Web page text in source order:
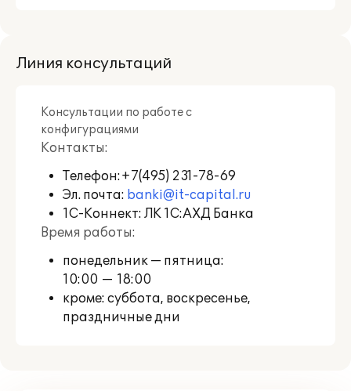
Линия консультаций
Консультации по работе с
конфигурациями
Контакты:
Телефон:+7(495) 231-78-69
Эл. почта: banki@it-capital.ru
1С-Коннект: ЛК 1С:АХД Банка
Время работы:
понедельник — пятница:
10:00 — 18:00
кроме: суббота, воскресенье,
праздничные дни
автоматическую сверку счетов-
непосредственно из программ "1С".
осуществлять быструю проверку
информации о контрагентах,
автоматически заполнять реквизиты
контрагентов в различных
документах.
получить квалифицированный
сертификат электронной подписи для
обмена юридически значимыми
электронными документами
непосредственно в программе 1С.
использовать резервное копирование
информационных баз в облачное
хранилище данных "1С", с